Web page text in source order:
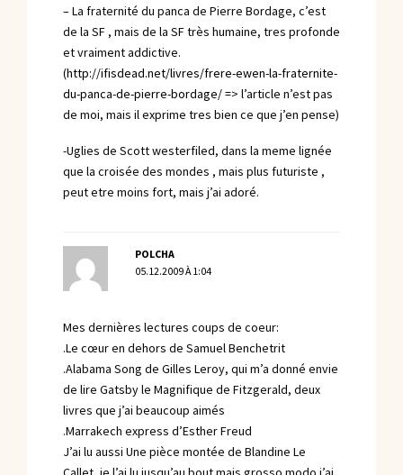
– La fraternité du panca de Pierre Bordage, c’est
de la SF , mais de la SF très humaine, tres profonde
et vraiment addictive.
(http://ifisdead.net/livres/frere-ewen-la-fraternite-
du-panca-de-pierre-bordage/=> l’article n’est pas
de moi, mais il exprime tres bien ce que j’en pense)
-Uglies de Scott westerfiled, dans la meme lignée
que la croisée des mondes , mais plus futuriste ,
peut etre moins fort, mais j’ai adoré.
POLCHA
05.12.2009 À 1:04
Mes dernières lectures coups de coeur:
.Le cœur en dehors de Samuel Benchetrit
.Alabama Song de Gilles Leroy, qui m’a donné envie
de lire Gatsby le Magnifique de Fitzgerald, deux
livres que j’ai beaucoup aimés
.Marrakech express d’Esther Freud
J’ai lu aussi Une pièce montée de Blandine Le